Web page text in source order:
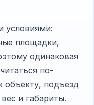
условиями:
площадки,
одинаковая
по-
объекту, подъезд
и габариты.